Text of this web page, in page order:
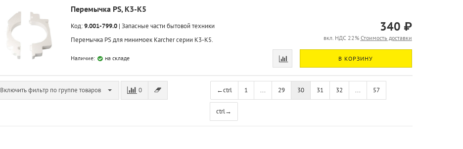
Перемычка PS, K3-K5
Код:9.001-799.0| Запасные части бытовой техники
Перемычка PS для минимоек Karcher серии K3-K5.
Наличие: на складе
340 ₽
вкл. НДС 22% Стоимость доставки
В КОРЗИНУ
Включить фильтр по группе товаров 0 ←ctrl 1 ... 29 30 31 32 ... 57
ctrl→